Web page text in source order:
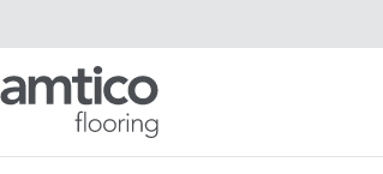
Amtico Flooring